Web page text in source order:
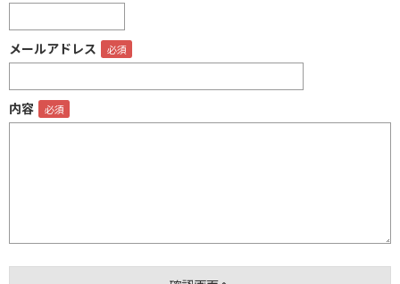
メールアドレス
内容